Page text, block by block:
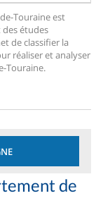
Touraine est
études
de classifier la
réaliser et analyser
Touraine.
de